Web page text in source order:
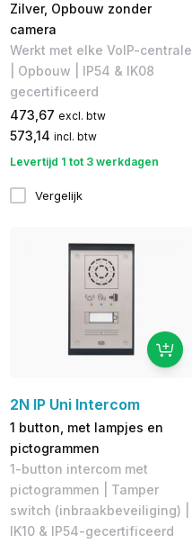
Zilver, Opbouw zonder
camera
Werkt met elke VoIP-centrale
| Opbouw | IP54 & IK08
gecertificeerd
473,67 excl. btw
573,14 incl. btw
Levertijd 1 tot 3 werkdagen
Vergelijk
2N IP Uni Intercom
1 button, met lampjes en
pictogrammen
1-button intercom met
pictogrammen | Tamper
switch (inbraakbeveiliging) |
IK10 & IP54-gecertificeerd